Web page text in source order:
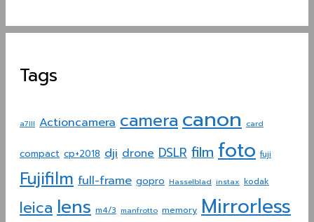
Tags
a7III Actioncamera cameracanon card
compact cp+2018 dji drone DSLR film foto fuji
Fujifilm full-frame gopro Hasselblad instax kodak
leica lens m4/3 manfrotto memory Mirrorless